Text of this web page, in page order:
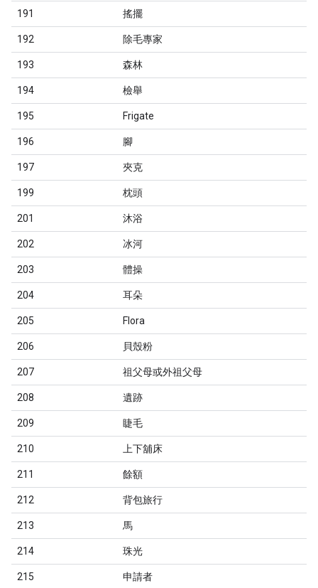
191 搖擺
192 除毛專家
193 森林
194 檢舉
195 Frigate
196 腳
197 夾克
199 枕頭
201 沐浴
202 冰河
203 體操
204 耳朵
205 Flora
206 貝殼粉
207 祖父母或外祖父母
208 遺跡
209 睫毛
210 上下舖床
211 餘額
212 背包旅行
213 馬
214 珠光
215 申請者